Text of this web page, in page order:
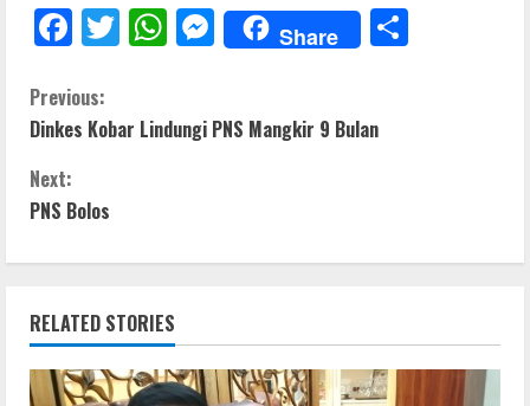
F
e
b
o
k
T
er
W
s
p
M
e
e
er
Share
C
o
n
t
i
n
Previous:
Dinkes Kobar Lindungi PNS Mangkir 9 Bulan
Next:
PNS Bolos
RELATED STORIES